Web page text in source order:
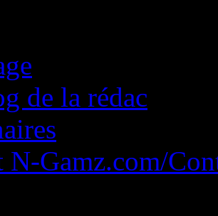
de la rédac
N-Gamz.com/